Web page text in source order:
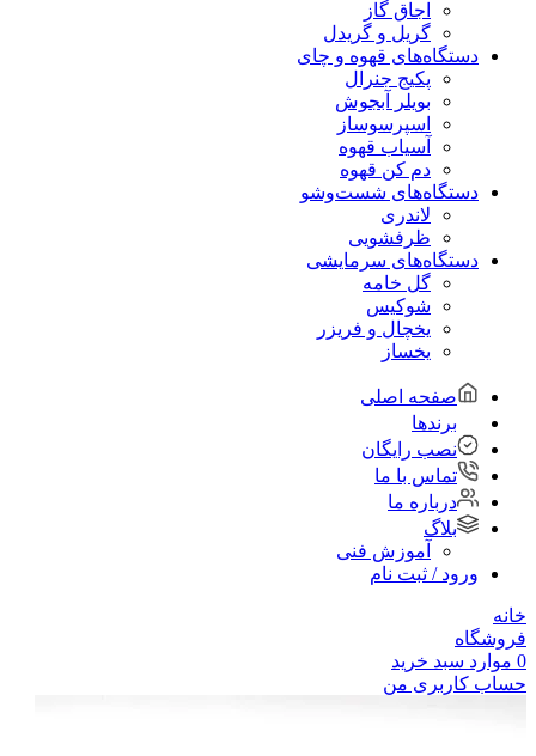
اجاق گاز
گریل و گریدل
دستگاه‌های قهوه و چای
پکیج جنرال
بویلر آبجوش
اسپرسوساز
آسیاب قهوه
دم کن قهوه
دستگاه‌های شست‌و‌شو
لاندری
ظرفشویی
دستگاه‌های سرمایشی
گل خامه
شوکیس
یخچال و فریزر
یخساز
صفحه اصلی
برندها
نصب رایگان
تماس با ما
درباره ما
بلاگ
آموزش فنی
ورود / ثبت نام
خانه
فروشگاه
0 موارد سبد خرید
حساب کاربری من